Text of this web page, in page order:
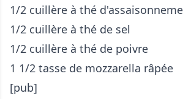
1/2 cuillère à thé
1/2 cuillère à thé de sel
1/2 cuillère à thé de poivre
1 1/2 tasse de mozzarella râpée
[pub]